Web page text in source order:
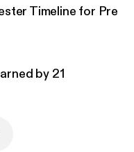
Timeline for Pre
by 21